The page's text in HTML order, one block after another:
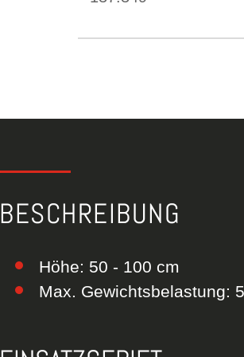
BESCHREIBUNG
Höhe: 50 - 100 cm
Max. Gewichtsbelastung: